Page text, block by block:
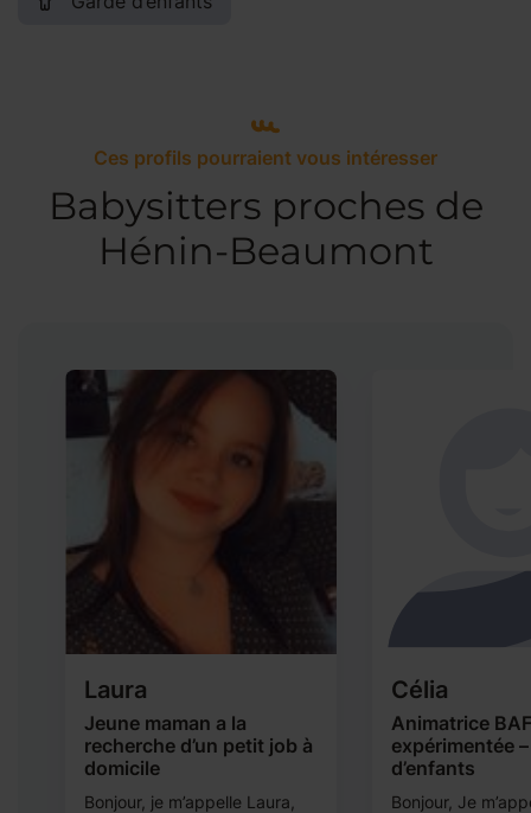
Ces profils pourraient vous intéresser
Babysitters proches de
Hénin-Beaumont
Laura
Jeune maman a la
recherche d’un petit job à
domicile
Bonjour, je m’appelle Laura,
Célia
Animatrice
expérimentée
d’enfants
Bonjour, Je